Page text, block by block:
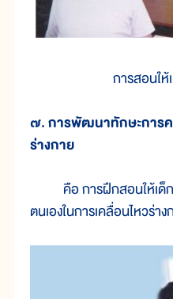
การสอนให้
๗. การพัฒนาทักษะการค
ร่างกาย
คือ การฝึกสอนให้เด็ก
ตนเองในการเคลื่อนไหวร่า